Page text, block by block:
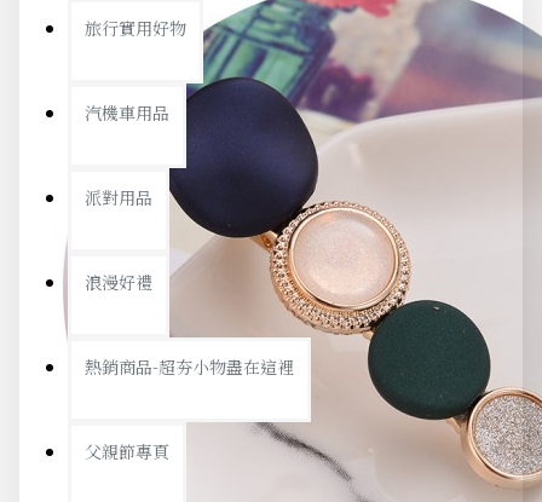
旅行實用好物
汽機車用品
派對用品
浪漫好禮
熱銷商品-超夯小物盡在這裡
父親節專頁